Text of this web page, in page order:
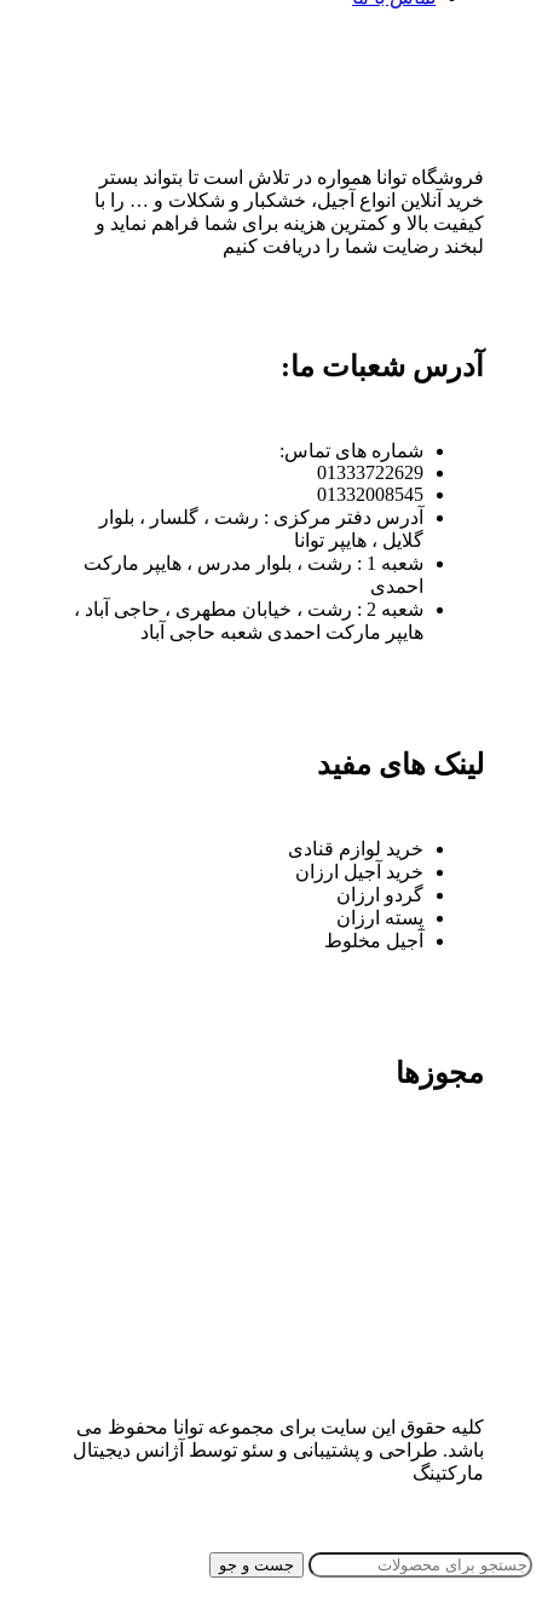
فروشگاه توانا همواره در تلاش است تا بتواند بستر
خرید آنلاین انواع آجیل، خشکبار و شکلات و … را با
کیفیت بالا و کمترین هزینه برای شما فراهم نماید و
لبخند رضایت شما را دریافت کنیم
آدرس شعبات ما:
شماره های تماس:
01333722629
01332008545
آدرس دفتر مرکزی : رشت ، گلسار ، بلوار
گلایل ، هایپر توانا
شعبه 1 : رشت ، بلوار مدرس ، هایپر مارکت
احمدی
شعبه 2 : رشت ، خیابان مطهری ، حاجی آباد ،
هایپر مارکت احمدی شعبه حاجی آباد
لینک های مفید
خرید لوازم قنادی
خرید آجیل ارزان
گردو ارزان
پسته ارزان
آجیل مخلوط
مجوزها
کلیه حقوق این سایت برای مجموعه توانا محفوظ می
باشد. طراحی و پشتیبانی و سئو توسط آژانس دیجیتال
مارکتینگ
جست و جو